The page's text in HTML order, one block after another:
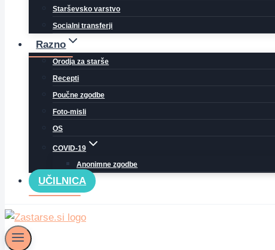
Starševsko varstvo
Socialni transferji
Razno
Orodja za starše
Recepti
Poučne zgodbe
Foto-misli
OS
COVID-19
Anonimne zgodbe
UČILNICA